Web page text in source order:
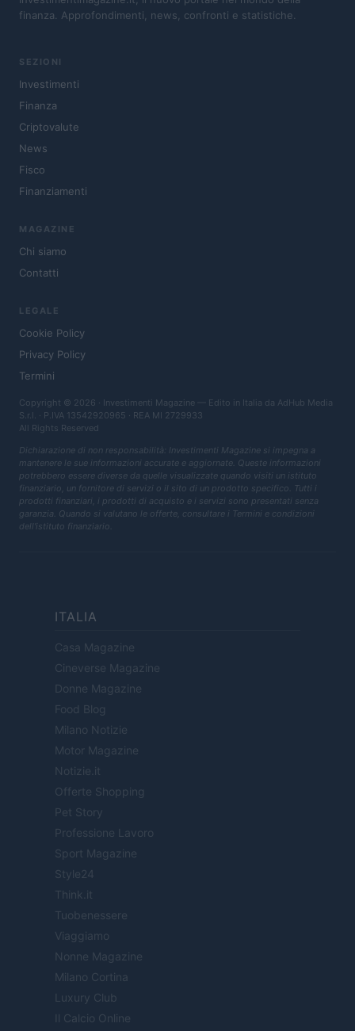
finanza. Approfondimenti, news, confronti e statistiche.
SEZIONI
Investimenti
Finanza
Criptovalute
News
Fisco
Finanziamenti
MAGAZINE
Chi siamo
Contatti
LEGALE
Cookie Policy
Privacy Policy
Termini
Copyright © 2026 · Investimenti Magazine — Edito in Italia da AdHub Media
S.r.l. · P.IVA 13542920965 · REA MI 2729933
All Rights Reserved
Dichiarazione di non responsabilità: Investimenti Magazine si impegna a
mantenere le sue informazioni accurate e aggiornate. Queste informazioni
potrebbero essere diverse da quelle visualizzate quando visiti un istituto
finanziario, un fornitore di servizi o il sito di un prodotto specifico. Tutti i
prodotti finanziari, i prodotti di acquisto e i servizi sono presentati senza
garanzia. Quando si valutano le offerte, consultare i Termini e condizioni
dell'istituto finanziario.
ITALIA
Casa Magazine
Cineverse Magazine
Donne Magazine
Food Blog
Milano Notizie
Motor Magazine
Notizie.it
Offerte Shopping
Pet Story
Professione Lavoro
Sport Magazine
Style24
Think.it
Tuobenessere
Viaggiamo
Nonne Magazine
Milano Cortina
Luxury Club
Il Calcio Online